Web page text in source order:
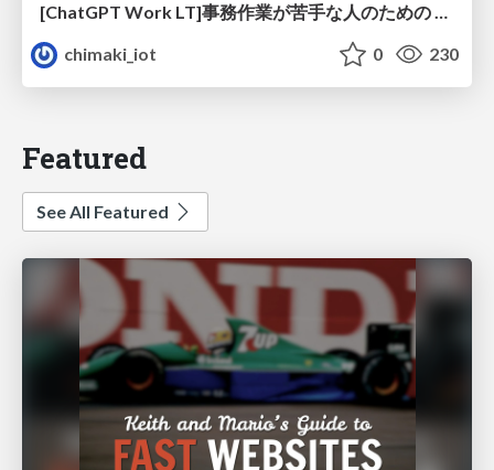
[ChatGPT Work LT]事務作業が苦手な人のための バックオフィスの「半」自動化
chimaki_iot
0 230
Featured
See All Featured